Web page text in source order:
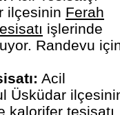
ilçesinin Ferah
işlerinde
Randevu
Acil
Üsküdar
kalorifer tesisatı